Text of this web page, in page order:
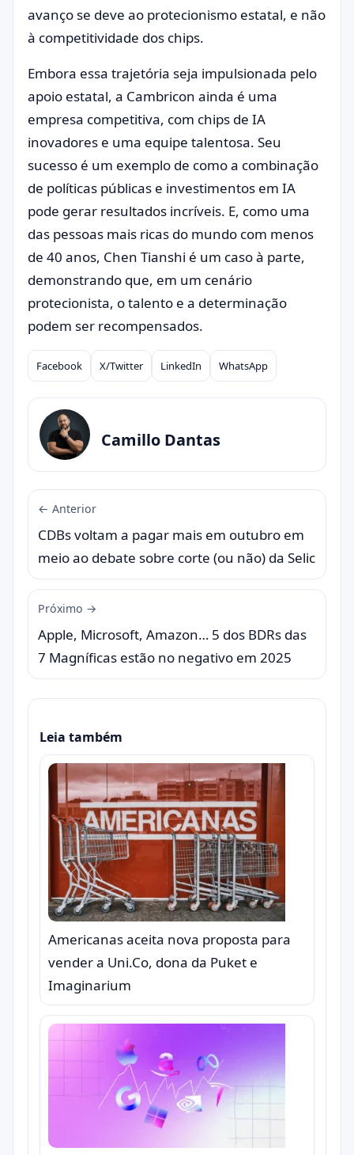
avanço se deve ao protecionismo estatal, e não
à competitividade dos chips.
Embora essa trajetória seja impulsionada pelo
apoio estatal, a Cambricon ainda é uma
empresa competitiva, com chips de IA
inovadores e uma equipe talentosa. Seu
sucesso é um exemplo de como a combinação
de políticas públicas e investimentos em IA
pode gerar resultados incríveis. E, como uma
das pessoas mais ricas do mundo com menos
de 40 anos, Chen Tianshi é um caso à parte,
demonstrando que, em um cenário
protecionista, o talento e a determinação
podem ser recompensados.
Compartilhar
Facebook X/Twitter LinkedIn WhatsApp
Camillo Dantas
← Anterior
CDBs voltam a pagar mais em outubro em
meio ao debate sobre corte (ou não) da Selic
Próximo →
Apple, Microsoft, Amazon… 5 dos BDRs das
7 Magníficas estão no negativo em 2025
Leia também
Americanas aceita nova proposta para
vender a Uni.Co, dona da Puket e
Imaginarium